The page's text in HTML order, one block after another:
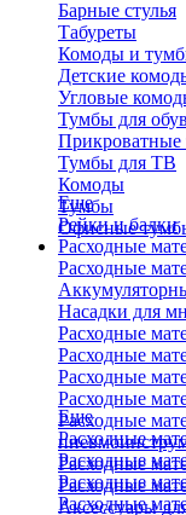
Барные стулья
Табуреты
Комоды и
Детские
Угловые
Тумбы для
Тумбы для ТВ
Комоды
Тумбы
Офисные
Еще
Рейки и балки
Расходные
Расходные
Насадки для
Расходные
Расходные
Расходные
Расходные
Расходные
Расходные
Расходные
Аксессуары
Еще
Расходные
Расходные
Расходные
Расходные